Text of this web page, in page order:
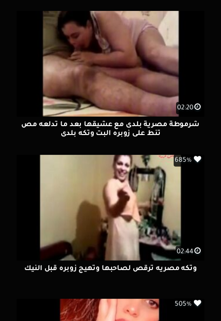
02:20
شرموطة مصرية بلدى مع عشيقها بعد ما تدلعه مص
تنط على زوبره البت وتكه بلدى
02:44
685%
وتكه مصريه ترقص لصاحبها وتهيج زوبره قبل النيك
505%